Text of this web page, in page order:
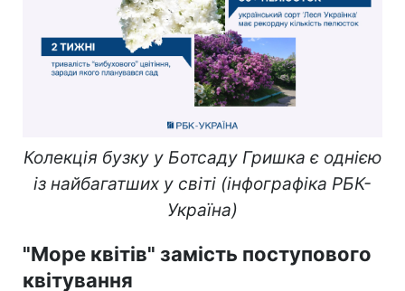
Колекція бузку у Ботсаду Гришка є однією
із найбагатших у світі (інфографіка РБК-
Україна)
"Море квітів" замість поступового
квітування